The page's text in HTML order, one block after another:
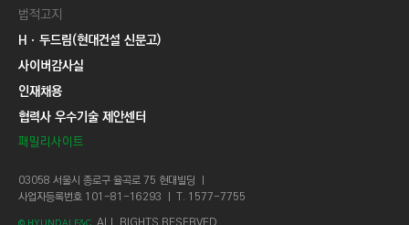
법적고지
Hㆍ두드림(현대건설 신문고)
사이버감사실
인재채용
협력사 우수기술 제안센터
패밀리사이트
03058 서울시 종로구 율곡로 75 현대빌딩 ㅣ
사업자등록번호 101-81-16293 ㅣ T. 1577-7755